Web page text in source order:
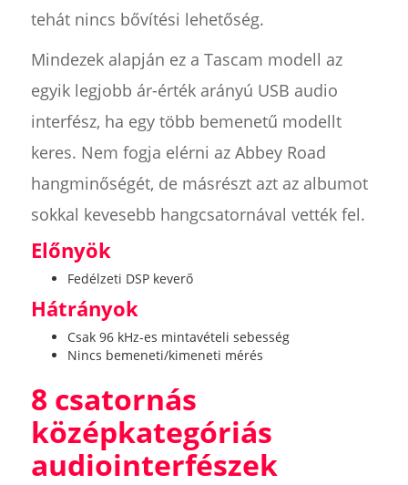
tehát nincs bővítési lehetőség.
Mindezek alapján ez a Tascam modell az
egyik legjobb ár-érték arányú USB audio
interfész, ha egy több bemenetű modellt
keres. Nem fogja elérni az Abbey Road
hangminőségét, de másrészt azt az albumot
sokkal kevesebb hangcsatornával vették fel.
Előnyök
Fedélzeti DSP keverő
Hátrányok
Csak 96 kHz-es mintavételi sebesség
Nincs bemeneti/kimeneti mérés
8 csatornás
középkategóriás
audiointerfészek